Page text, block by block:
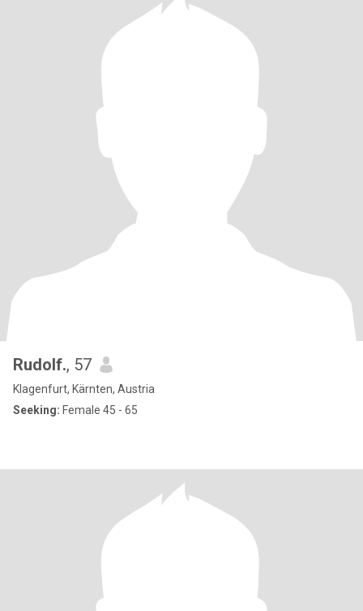
Rudolf., 57
Klagenfurt, Kärnten, Austria
Seeking: Female 45 - 65